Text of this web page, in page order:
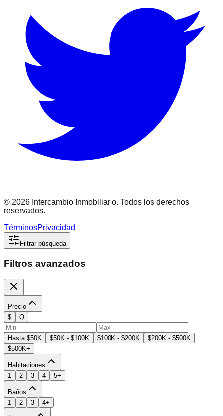
© 2026 Intercambio Inmobiliario. Todos los derechos
reservados.
TérminosPrivacidad
Filtrar búsqueda
Filtros avanzados
Precio
$
Q
Hasta $50K $50K - $100K $100K - $200K
$200K - $500K
$500K+
Habitaciones
1
2 3 4 5+
Baños
1
2 3 4+